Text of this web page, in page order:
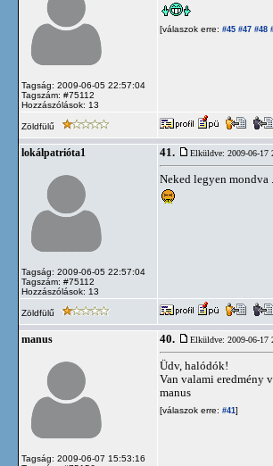
Tagság: 2009-06-05 22:57:04
Tagszám: #75112
Hozzászólások: 13
[válaszok erre: #45 #47 #48
Zöldfülű
lokálpatrióta1
Tagság: 2009-06-05 22:57:04
Tagszám: #75112
Hozzászólások: 13
41. Elküldve: 2009-06-17
Neked legyen mondva
Zöldfülű
manus
Tagság: 2009-06-07 15:53:16
40. Elküldve: 2009-06-17
Üdv, halódók!
Van valami eredmény
manus
[válaszok erre: #41]